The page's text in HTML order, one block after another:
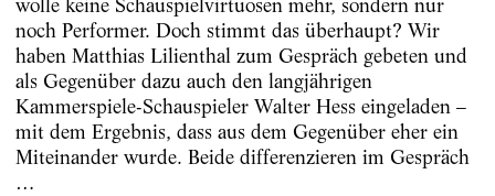
wolle keine Schauspielvirtuosen mehr, sondern nur
noch Performer. Doch stimmt das überhaupt? Wir
haben Matthias Lilienthal zum Gespräch gebeten und
als Gegenüber dazu auch den langjährigen
Kammerspiele-Schauspieler Walter Hess eingeladen –
mit dem Ergebnis, dass aus dem Gegenüber eher ein
Miteinander wurde. Beide differenzieren im Gespräch
…